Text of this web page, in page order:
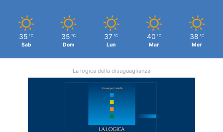
35 ℃
Sab
35 ℃
Dom
37 ℃
Lun
40 ℃
Mar
38 ℃
Mer
La logica della disuguaglianza